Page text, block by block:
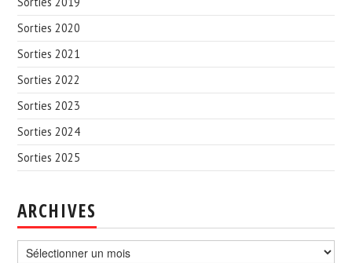
Sorties 2020
Sorties 2021
Sorties 2022
Sorties 2023
Sorties 2024
Sorties 2025
ARCHIVES